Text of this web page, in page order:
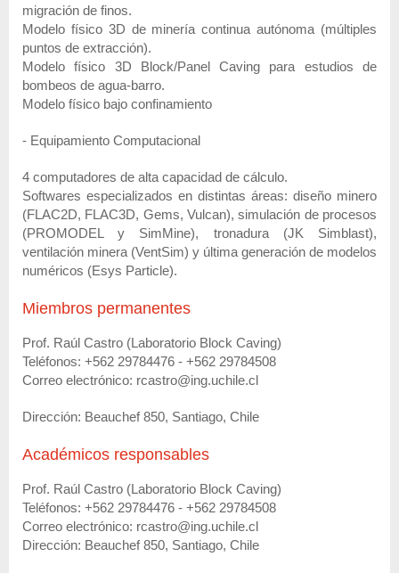
migración de finos.
Modelo físico 3D de minería continua autónoma (múltiples
puntos de extracción).
Modelo físico 3D Block/Panel Caving para estudios de
bombeos de agua-barro.
Modelo físico bajo confinamiento
- Equipamiento Computacional
4 computadores de alta capacidad de cálculo.
Softwares especializados en distintas áreas: diseño minero
(FLAC2D, FLAC3D, Gems, Vulcan), simulación de procesos
(PROMODEL y SimMine), tronadura (JK Simblast),
ventilación minera (VentSim) y última generación de modelos
numéricos (Esys Particle).
Miembros permanentes
Prof. Raúl Castro (Laboratorio Block Caving)
Teléfonos: +562 29784476 - +562 29784508
Correo electrónico: rcastro@ing.uchile.cl
Dirección: Beauchef 850, Santiago, Chile
Académicos responsables
Prof. Raúl Castro (Laboratorio Block Caving)
Teléfonos: +562 29784476 - +562 29784508
Correo electrónico: rcastro@ing.uchile.cl
Dirección: Beauchef 850, Santiago, Chile